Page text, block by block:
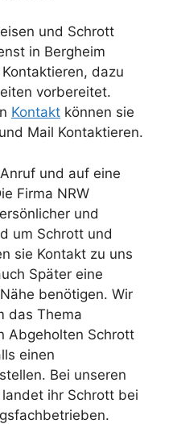
und Schrott
in Bergheim
dazu
vorbereitet.
Kontakt können sie
Mail Kontaktieren.
und auf eine
Firma NRW
und
um Schrott und
sie Kontakt zu uns
Später eine
benötigen. Wir
das Thema
Abgeholten Schrott
einen
Bei unseren
ihr Schrott bei